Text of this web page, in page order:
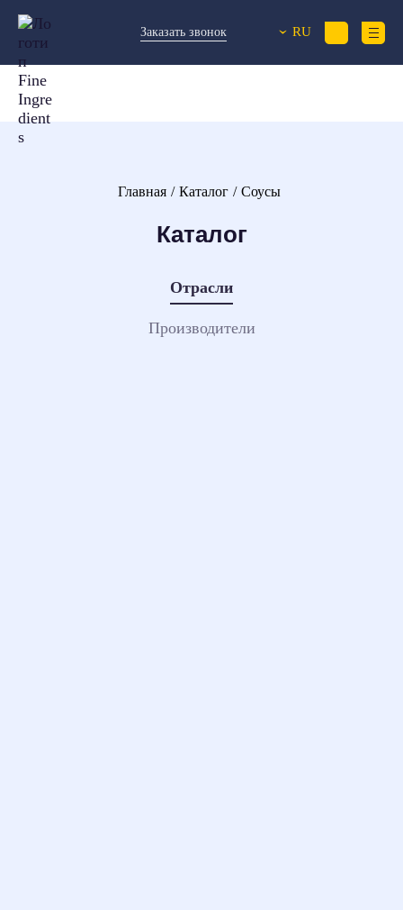
›RU
Заказать звонок
Главная Каталог Соусы
Каталог
Отрасли
Производители